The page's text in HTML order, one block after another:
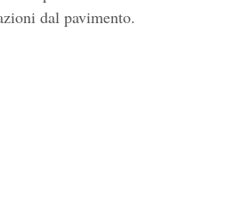
dal pavimento.